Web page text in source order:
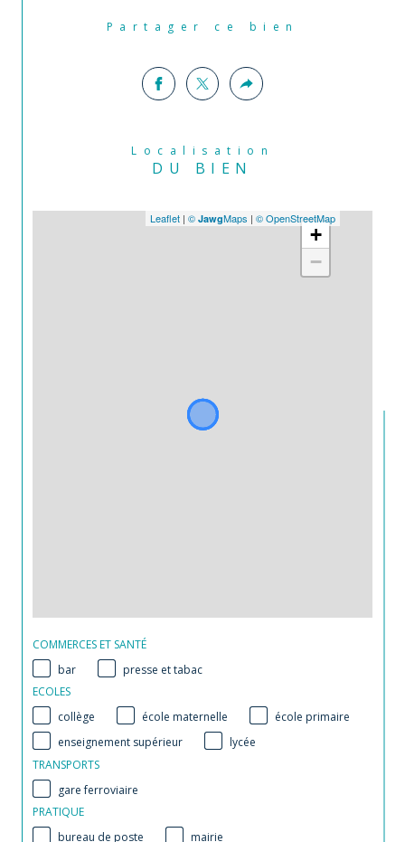
Partager ce bien
Localisation
DU BIEN
+
−
Leaflet | © JawgMaps | © OpenStreetMap
COMMERCES ET SANTÉ
bar
presse et tabac
ECOLES
collège
école maternelle
école primaire
enseignement supérieur
lycée
TRANSPORTS
gare ferroviaire
PRATIQUE
bureau de poste
mairie